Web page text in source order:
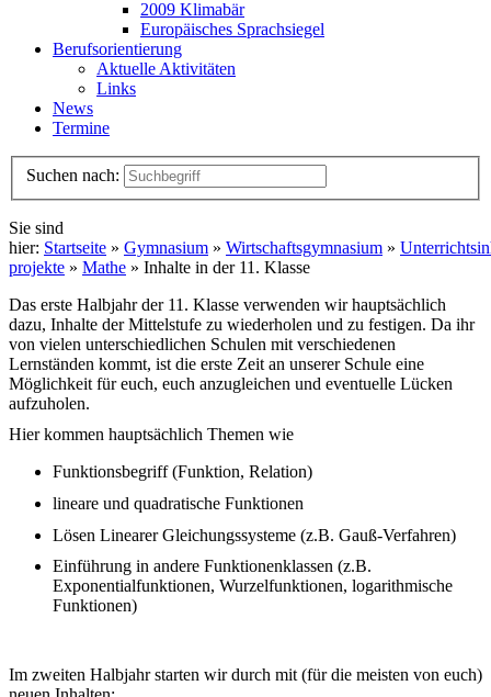
2009 Klimabär
Europäisches Sprachsiegel
Berufsorientierung
Aktuelle Aktivitäten
Links
News
Termine
Suchen nach:
Sie sind
hier: Startseite » Gymnasium » Wirtschaftsgymnasium »
projekte » Mathe » Inhalte in der 11. Klasse
Das erste Halbjahr der 11. Klasse verwenden wir hauptsächlich
dazu, Inhalte der Mittelstufe zu wiederholen und zu festigen. Da ihr
von vielen unterschiedlichen Schulen mit verschiedenen
Lernständen kommt, ist die erste Zeit an unserer Schule eine
Möglichkeit für euch, euch anzugleichen und eventuelle Lücken
aufzuholen.
Hier kommen hauptsächlich Themen wie
Funktionsbegriff (Funktion, Relation)
lineare und quadratische Funktionen
Lösen Linearer Gleichungssysteme (z.B. Gauß-Verfahren)
Einführung in andere Funktionenklassen (z.B.
Exponentialfunktionen, Wurzelfunktionen, logarithmische
Funktionen)
Im zweiten Halbjahr starten wir durch mit (für die meisten von euch)